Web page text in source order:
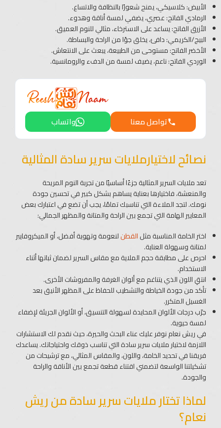
الأبيض: كلاسيكي، يمنح شعورًا بالنظافة والاتساع.
الرمادي الفاتح: عصري، يضفي لمسة أناقة وهدوء.
الأزرق الفاتح: يساعد على الاسترخاء، مثالي للنوم العميق.
البيج/الكريمي: دافئ، يخلق جوًا من الراحة والبساطة.
الأخضر الفاتح: مستوحى من الطبيعة، يبعث على الانتعاش.
الوردي الفاتح: ناعم، يضيف لمسة من الدفء والرومانسية.
واتساب تواصل معنا
نصائح لاختيارملايات سرير سادة​ المثالية
تعد ملايات السرير المثالية جزءًا أساسيًا من تجربة النوم المريحة
والمنعشة، فاختيارها بعناية يساهم بشكل كبير في تحسين جودة
نومك. لتجد الملاءة التي تناسبك تمامًا، يجب أن تضع في اعتبارك بعض
المعايير الهامة التي تجمع بين الراحة والمتانة والمظهر الجمالي:
اختر الخامة المناسبة مثلالقطنلنعومة وتهوية أفضل، أو الميكروفايبر
لمتانة وسهولة العناية.
احرص على مطابقة حجم الملاية مع مقاس السرير لضمان ثباتها أثناء
الاستخدام.
انتقِ اللون الذي يتناغم مع ألوان الغرفة والمفروشات الأخرى.
تأكد من جودة الخياطة والتشطيب للحفاظ على المظهر الأنيق بعد
الغسيل المتكرر.
جرّب درجات الألوان المحايدة لسهولة التنسيق، أو الألوان الجريئة لإضفاء
لمسة حيوية.
في ريش نعام نوفر عليك عناء البحث والحيرة، حيث نقدم لك الاستشارات
اللازمة لاختيار ملايات سرير سادة​ التي تناسب ذوقك واحتياجاتك. يساعدك
فريقنا في تحديد الخامة، واللون، والمقاس المثالي، مع ترشيحات من
تشكيلتنا الواسعة لتضمني اقتناء قطعة تجمع بين الأناقة والراحة
والجودة.
لماذا تختار ملايات سرير سادة​ من ريش
نعام؟